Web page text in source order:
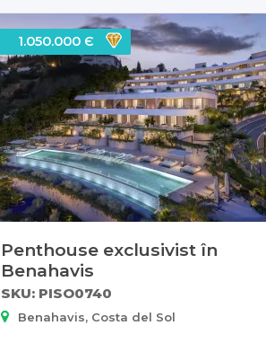
1.050.000 Є
Penthouse exclusivist în
Benahavis
SKU: PISO0740
Benahavis, Costa del Sol